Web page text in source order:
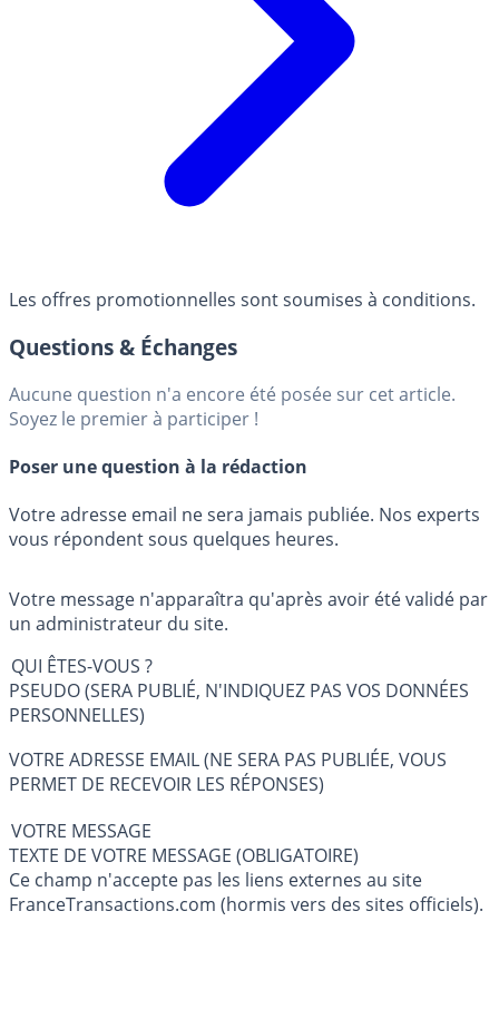
Les offres promotionnelles sont soumises à conditions.
Questions & Échanges
Aucune question n'a encore été posée sur cet article.
Soyez le premier à participer !
Poser une question à la rédaction
Votre adresse email ne sera jamais publiée. Nos experts
vous répondent sous quelques heures.
Votre message n'apparaîtra qu'après avoir été validé par
un administrateur du site.
QUI ÊTES-VOUS ?
PSEUDO (SERA PUBLIÉ, N'INDIQUEZ PAS VOS DONNÉES
PERSONNELLES)
VOTRE ADRESSE EMAIL (NE SERA PAS PUBLIÉE, VOUS
PERMET DE RECEVOIR LES RÉPONSES)
VOTRE MESSAGE
TEXTE DE VOTRE MESSAGE (OBLIGATOIRE)
Ce champ n'accepte pas les liens externes au site
FranceTransactions.com (hormis vers des sites officiels).